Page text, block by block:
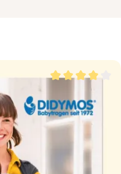
Note moyenne de